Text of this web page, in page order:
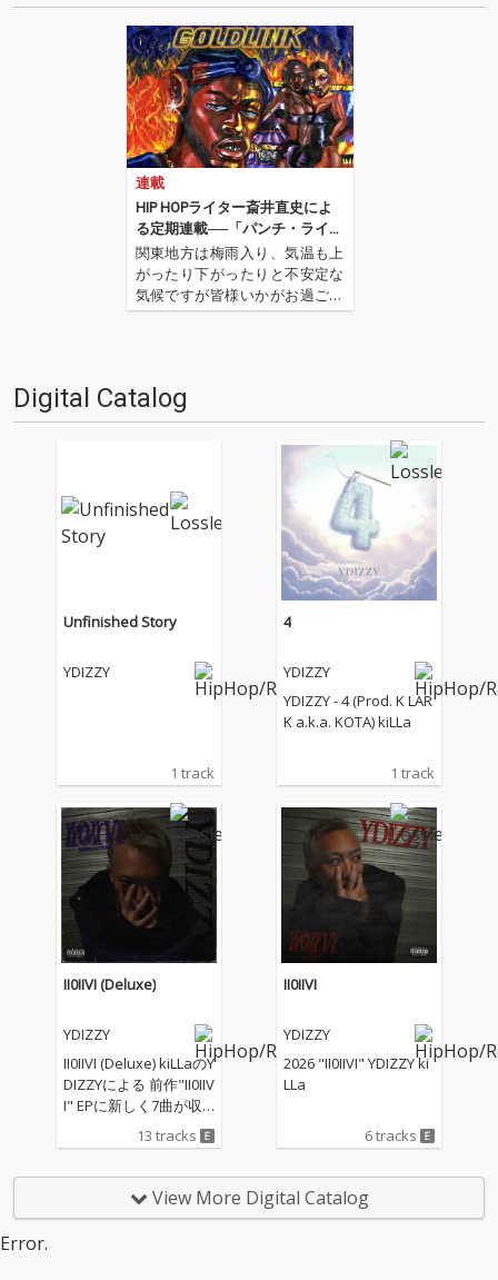
連載
HIP HOPライター斎井直史によ
る定期連載──「パンチ・ライン
of The Month」 第5回
関東地方は梅雨入り、気温も上
がったり下がったりと不安定な
気候ですが皆様いかがお過ごし
でしょうか? HIP HOPライタ
屋を中心に活躍するラッパー、
SOCKSがリ…
Digital Catalog
Unfinished Story
YDIZZY
1 track
4
YDIZZY
YDIZZY - 4 (Prod. K LAR
K a.k.a. KOTA) kiLLa
1 track
II0IIVI (Deluxe)
YDIZZY
II0IIVI (Deluxe) kiLLaのY
DIZZYによる 前作"II0IIV
I" EPに新しく7曲が収
録された 2026年の始ま
りを告げるALBUM kiLL
13 tracks
II0IIVI
YDIZZY
2026 "II0IIVI" YDIZZY ki
LLa
6 tracks
View More Digital Catalog
Error.